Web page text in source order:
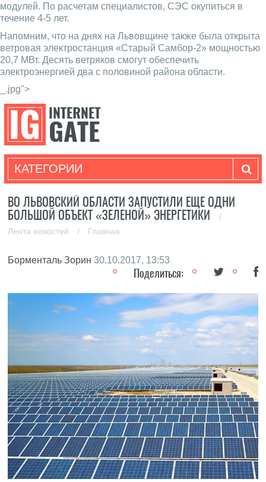
модулей. По расчетам специалистов, СЭС окупиться в
течение 4-5 лет.
Напомним, что на днях на Львовщине также была открыта
ветровая электростанция ​​«Старый Самбор-2» мощностью
20,7 МВт. Десять ветряков смогут обеспечить
электроэнергией два с половиной района области.
_.jpg">
КАТЕГОРИИ
ВО ЛЬВОВСКИЙ ОБЛАСТИ ЗАПУСТИЛИ ЕЩЕ ОДНИ
БОЛЬШОЙ ОБЪЕКТ «ЗЕЛЕНОЙ» ЭНЕРГЕТИКИ
/
Лента новостей
/ Главная
Борменталь Зорин 30.10.2017, 13:53
Поделиться: